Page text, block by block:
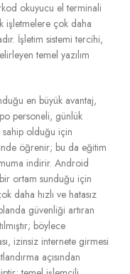
okuyucu el terminali
işletmelere çok daha
İşletim sistemi tercihi,
temel yazılım
en büyük avantaj,
personeli, günlük
sahip olduğu için
öğrenir; bu da eğitim
indirir. Android
ortam sunduğu için
daha hızlı ve hatasız
güvenliği artıran
böylece
izinsiz internete girmesi
açısından